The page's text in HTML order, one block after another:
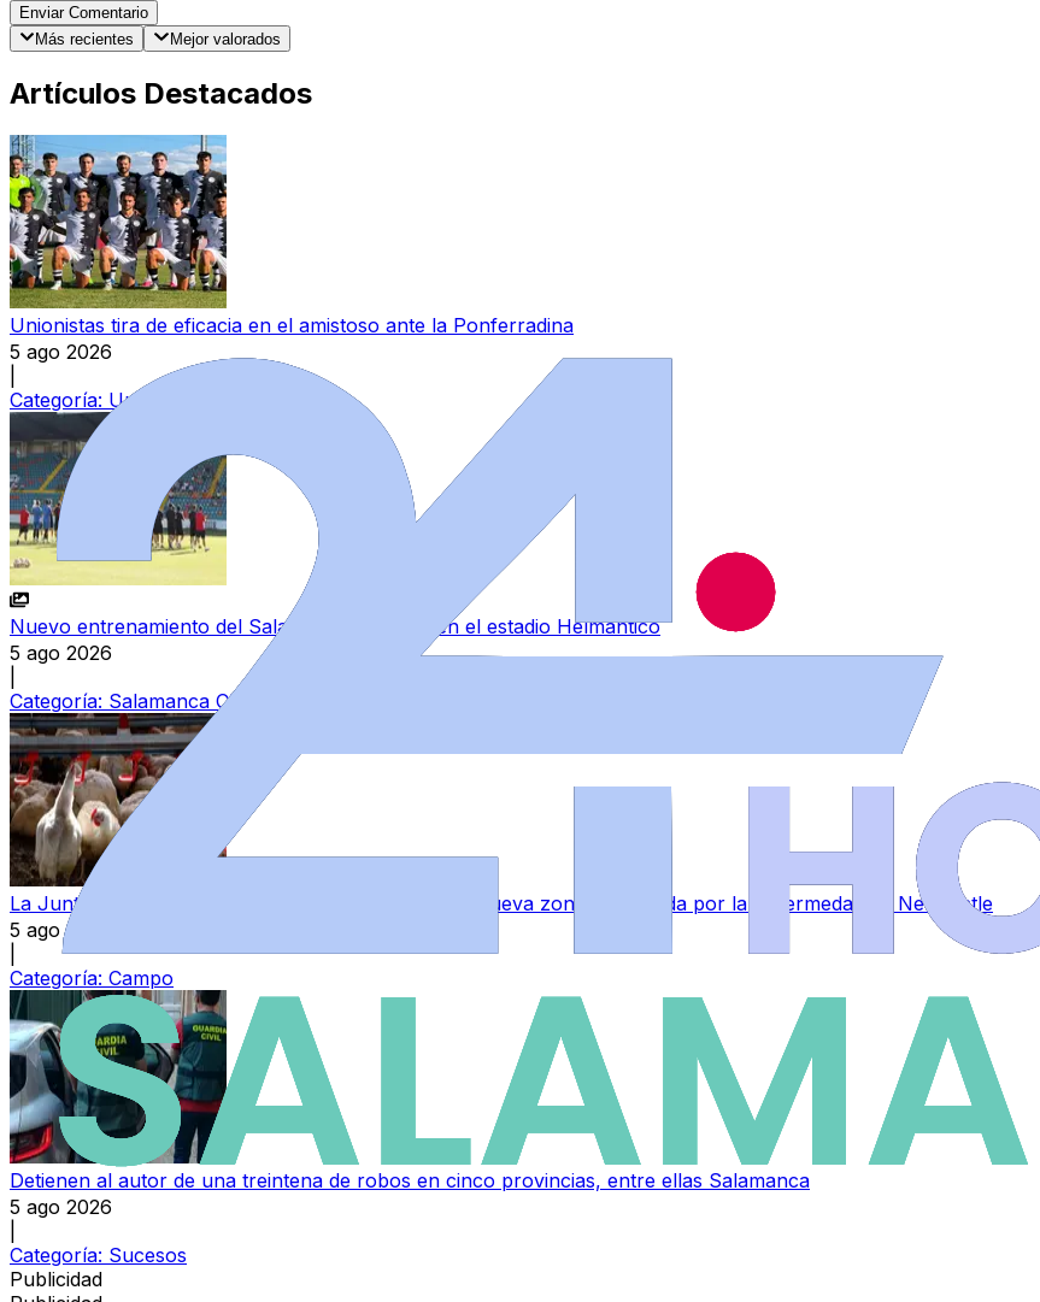
Enviar Comentario
Más recientes
Mejor valorados
Artículos Destacados
Unionistas tira de eficacia en el amistoso ante la Ponferradina
5 ago 2026
Categoría: Unionistas CF
Nuevo entrenamiento del Salamanca CF UDS en el estadio Helmántico
5 ago 2026
Categoría: Salamanca CF UDS
La Junta incluye a la comarca de Peñaranda en la nueva zona restringida por la Enfermedad de Newcastle
5 ago 2026
Categoría: Campo
Detienen al autor de una treintena de robos en cinco provincias, entre ellas Salamanca
5 ago 2026
Categoría: Sucesos
Publicidad